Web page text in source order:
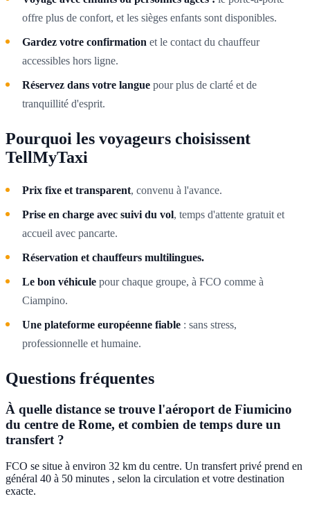
offre plus de confort, et les sièges enfants sont disponibles.
Gardez votre confirmation et le contact du chauffeur
accessibles hors ligne.
Réservez dans votre langue pour plus de clarté et de
tranquillité d'esprit.
Pourquoi les voyageurs choisissent
TellMyTaxi
Prix fixe et transparent, convenu à l'avance.
Prise en charge avec suivi du vol, temps d'attente gratuit et
accueil avec pancarte.
Réservation et chauffeurs multilingues.
Le bon véhicule pour chaque groupe, à FCO comme à
Ciampino.
Une plateforme européenne fiable : sans stress,
professionnelle et humaine.
Questions fréquentes
À quelle distance se trouve l'aéroport de Fiumicino
du centre de Rome, et combien de temps dure un
transfert ?
FCO se situe à environ 32 km du centre. Un transfert privé prend en
général 40 à 50 minutes , selon la circulation et votre destination
exacte.